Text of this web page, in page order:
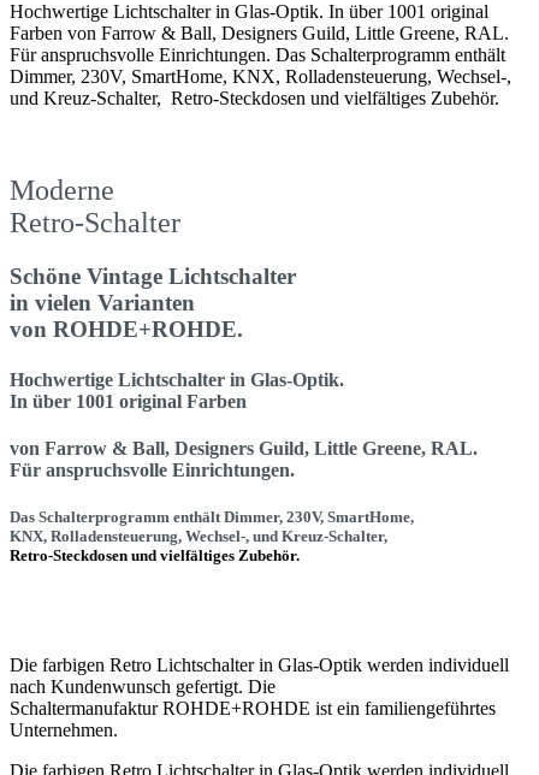
Hochwertige Lichtschalter in Glas-Optik. In über 1001 original
Farben von Farrow & Ball, Designers Guild, Little Greene, RAL.
Für anspruchsvolle Einrichtungen. Das Schalterprogramm enthält
Dimmer, 230V, SmartHome, KNX, Rolladensteuerung, Wechsel-,
und Kreuz-Schalter, Retro-Steckdosen und vielfältiges Zubehör.
Moderne
Retro-Schalter
Schöne Vintage Lichtschalter
in vielen Varianten
von ROHDE+ROHDE.
Hochwertige Lichtschalter in Glas-Optik.
In über 1001 original Farben
von Farrow & Ball, Designers Guild, Little Greene, RAL.
Für anspruchsvolle Einrichtungen.
Das Schalterprogramm enthält Dimmer, 230V, SmartHome,
KNX, Rolladensteuerung, Wechsel-, und Kreuz-Schalter,
Retro-Steckdosen und vielfältiges Zubehör.
Die farbigen Retro Lichtschalter in Glas-Optik werden individuell
nach Kundenwunsch gefertigt. Die
SchaltermanufakturROHDE+ROHDE ist ein familiengeführtes
Unternehmen.